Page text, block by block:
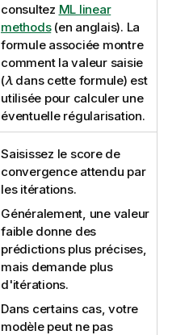
consultez ML linear
methods(en anglais). La
formule associée montre
comment la valeur saisie
(λdans cette formule) est
utilisée pour calculer une
éventuelle régularisation.
Saisissez le score de
convergence attendu par
les itérations.
Généralement, une valeur
faible donne des
prédictions plus précises,
mais demande plus
d'itérations.
Dans certains cas, votre
modèle peut ne pas